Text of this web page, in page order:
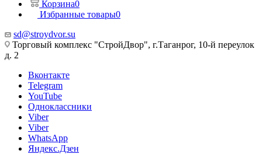
Корзина0
Избранные товары0
sd@stroydvor.su
Торговый комплекс "СтройДвор", г.Таганрог, 10-й переулок
д. 2
Вконтакте
Telegram
YouTube
Одноклассники
Viber
Viber
WhatsApp
Яндекс.Дзен